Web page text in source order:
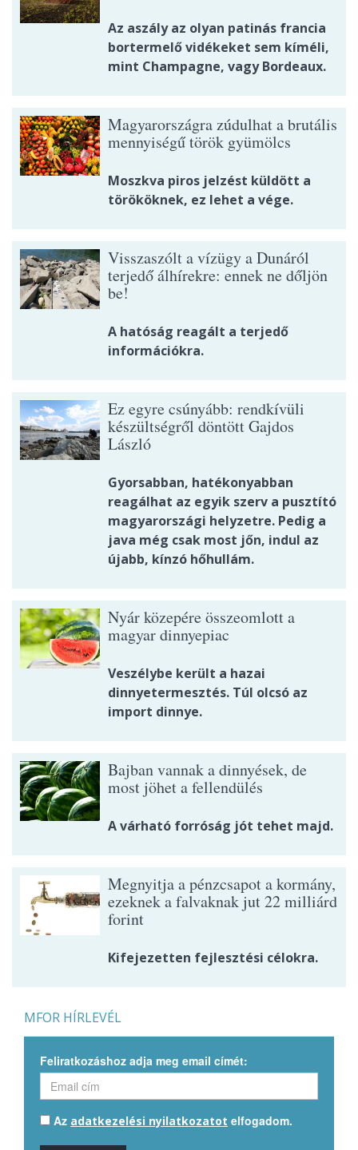
Az aszály az olyan patinás francia
bortermelő vidékeket sem kíméli,
mint Champagne, vagy Bordeaux.
Magyarországra zúdulhat a brutális
mennyiségű török gyümölcs
Moszkva piros jelzést küldött a
törököknek, ez lehet a vége.
Visszaszólt a vízügy a Dunáról
terjedő álhírekre: ennek ne dőljön
be!
A hatóság reagált a terjedő
információkra.
Ez egyre csúnyább: rendkívüli
készültségről döntött Gajdos
László
Gyorsabban, hatékonyabban
reagálhat az egyik szerv a pusztító
magyarországi helyzetre. Pedig a
java még csak most jőn, indul az
újabb, kínzó hőhullám.
Nyár közepére összeomlott a
magyar dinnyepiac
Veszélybe került a hazai
dinnyetermesztés. Túl olcsó az
import dinnye.
Bajban vannak a dinnyések, de
most jöhet a fellendülés
A várható forróság jót tehet majd.
Megnyitja a pénzcsapot a kormány,
ezeknek a falvaknak jut 22 milliárd
forint
Kifejezetten fejlesztési célokra.
MFOR HÍRLEVÉL
Feliratkozáshoz adja meg email címét:
Az adatkezelési nyilatkozatot elfogadom.